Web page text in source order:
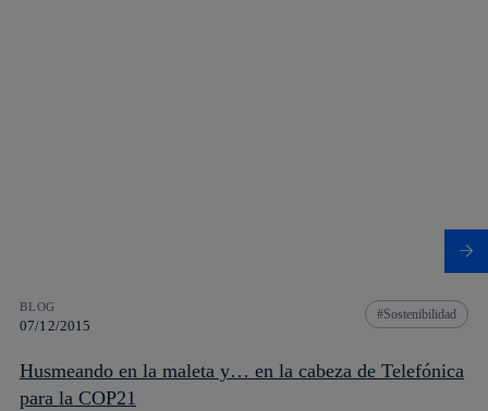
BLOG
07/12/2015
Sostenibilidad
Husmeando en la maleta y… en la cabeza de Telefónica
para la COP21